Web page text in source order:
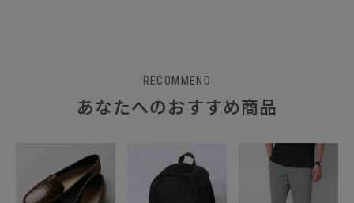
RECOMMEND
あなたへのおすすめ商品